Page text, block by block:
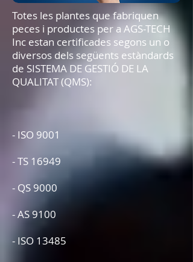
Totes les plantes que fabriquen
peces i productes per a AGS-TECH
Inc estan certificades segons un o
diversos dels següents estàndards
de SISTEMA DE GESTIÓ DE LA
QUALITAT (QMS):
- ISO 9001
- TS 16949
- QS 9000
- AS 9100
- ISO 13485